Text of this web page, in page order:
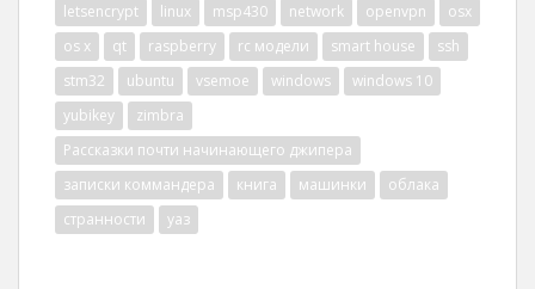
letsencrypt
linux msp430 network openvpn
osx
os x
qt raspberry rc модели smart house
ssh
stm32
ubuntu vsemoe windows
windows 10
yubikey
zimbra
Рассказки почти начинающего джипера
записки коммандера
книга машинки
облака
странности
уаз